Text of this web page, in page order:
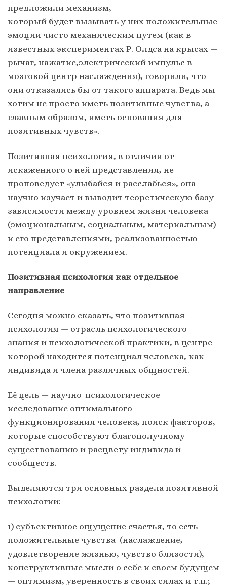
предложили механизм,
который будет вызывать у них положительные
эмоции чисто механическим путем (как в
известных экспериментах Р. Олдса на крысах —
рычаг, нажатие,электрический импульс в
мозговой центр наслаждения), говорили, что
они отказались бы от такого аппарата. Ведь мы
хотим не просто иметь позитивные чувства, а
главным образом, иметь основания для
позитивных чувств».
Позитивная психология, в отличии от
искаженного о ней представления, не
проповедует «улыбайся и расслабься», она
научно изучает и выводит теоретическую базу
зависимости между уровнем жизни человека
(эмоциональным, социальным, материальным)
и его представлениями, реализованностью
потенциала и окружением.
Позитивная психология как отдельное
направление
Сегодня можно сказать, что позитивная
психология — отрасль психологического
знания и психологической практики, в центре
которой находится потенциал человека, как
индивида и члена различных общностей.
Её цель — научно-психологическое
исследование оптимального
функционирования человека, поиск факторов,
которые способствуют благополучному
существованию и расцвету индивида и
сообществ.
Выделяются три основных раздела позитивной
психологии:
1) субъективное ощущение счастья, то есть
положительные чувства (наслаждение,
удовлетворение жизнью, чувство близости),
конструктивные мысли о себе и своем будущем
— оптимизм, уверенность в своих силах и т.п.;